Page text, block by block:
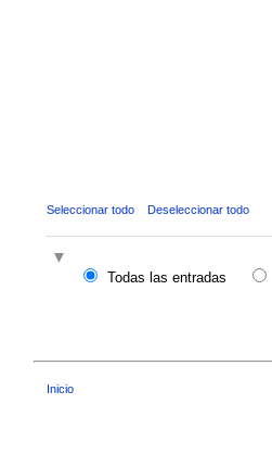
Seleccionar todo Deseleccionar todo
Todas las entradas
Inicio